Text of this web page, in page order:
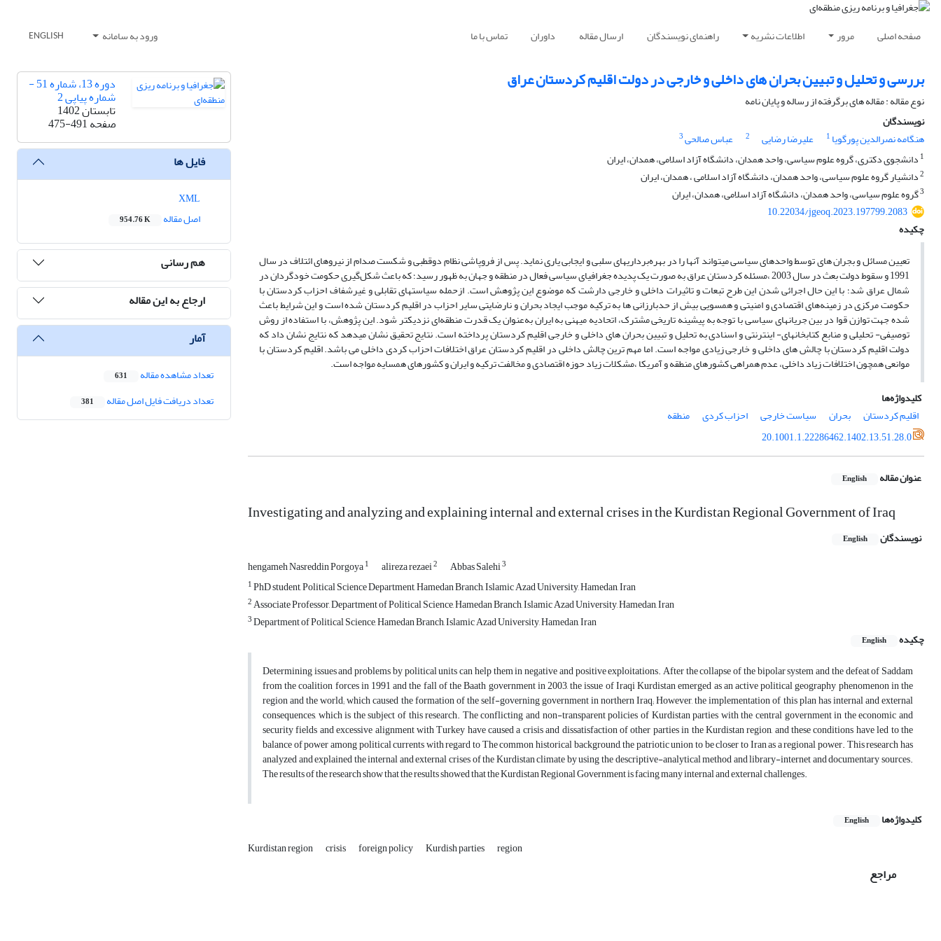
صفحه اصلی مرور اطلاعات نشریه راهنمای نویسندگان ارسال مقاله داوران تماس با ما ورود به سامانه ENGLISH
بررسی و تحلیل و تبیین بحران های داخلی و خارجی در دولت اقلیم کردستان عراق
نوع مقاله : مقاله های برگرفته از رساله و پایان نامه
نویسندگان
هنگامه نصرالدین پورگویا 1 علیرضا رضایی 2 عباس صالحی3
1 دانشجوی دکتری، گروه علوم سیاسی، واحد همدان، دانشگاه آزاد اسلامی، همدان، ایران
2دانشیار گروه علوم سیاسی، واحد همدان، دانشگاه آزاد اسلامی ، همدان، ایران
3گروه علوم سیاسی، واحد همدان، دانشگاه آزاد اسلامی، همدان، ایران
10.22034/jgeoq.2023.197799.2083
چکیده
تعیین مسائل و بجران های توسط واحدهای سیاسی میتواند آنها را در بهره‌برداریهای سلبی و ایجابی یاری نماید. پس از فروپاشی نظام دوقطبی و شکست صدام از نیروهای ائتلاف در سال
1991 و سقوط دولت بعث در سال 2003 ،مسئله کردستان عراق به صورت یک پدیده جغرافیای سیاسی فعال در منطقه و جهان به ظهور رسید؛ که باعث شکل‌گیری حکومت خودگردان در
شمال عراق شد؛ با این حال اجرائی شدن این طرح تبعات و تاثیرات داخلی و خارجی دارشت که موضوع این پژوهش است. ازحمله سیاستهای تقابلی و غیرشفاف احزاب کردستان با
حکومت مرکزی در زمینه‌های اقتصادی و امنیتی و همسویی بیش از حدبارزانی ها به ترکیه موجب ایجاد بحران و نارضایتی سایر احزاب در اقلیم کردستان شده است و این شرایط باعث
شده جهت توازن قوا در بین جریانهای سیاسی با توجه به پیشینه تاریخی مشترک، اتحادیه میهنی به ایران به‌عنوان یک قدرت منطقه‌ای نزدیکتر شود. این پژوهش، با استفاده از روش
توصیفی- تحلیلی و منابع کتابخانهای- اینترنتی و اسنادی به تحلیل و تبیین بحران های داخلی و خارجی اقلیم کردستان پرداخته است. نتایج تحقیق نشان میدهد که نتایج نشان داد که
دولت اقلیم کردستان با چالش های داخلی و خارجی زیادی مواجه است. اما مهم ترین چالش داخلی در اقلیم کردستان عراق اختلافات احزاب کردی داخلی می باشد. اقلیم کردستان با
موانعی همچون اختلافات زیاد داخلی، عدم همراهی کشورهای منطقه و آمریکا ،مشکلات زیاد حوزه اقتصادی و مخالفت ترکیه و ایران و کشورهای همسایه مواجه است.
کلیدواژه‌ها
اقلیم کردستان
بحران سیاست خارجی احزاب کردی
منطقه
20.1001.1.22286462.1402.13.51.28.0
عنوان مقاله English
Investigating and analyzing and explaining internal and external crises in the Kurdistan Regional Government of Iraq
نویسندگان English
hengameh Nasreddin Porgoya1 alireza rezaei2 Abbas Salehi3
1PhD student, Political Science Department, Hamedan Branch, Islamic Azad University, Hamedan, Iran
2Associate Professor, Department of Political Science, Hamedan Branch, Islamic Azad University, Hamedan, Iran
3Department of Political Science, Hamedan Branch, Islamic Azad University, Hamedan, Iran
چکیده
English
Determining issues and problems by political units can help them in negative and positive exploitations. After the collapse of the bipolar system and the defeat of Saddam
from the coalition forces in 1991 and the fall of the Baath government in 2003, the issue of Iraqi Kurdistan emerged as an active political geography phenomenon in the
region and the world; which caused the formation of the self-governing government in northern Iraq; However, the implementation of this plan has internal and external
consequences, which is the subject of this research. The conflicting and non-transparent policies of Kurdistan parties with the central government in the economic and
security fields and excessive alignment with Turkey have caused a crisis and dissatisfaction of other parties in the Kurdistan region, and these conditions have led to the
balance of power among political currents with regard to The common historical background, the patriotic union to be closer to Iran as a regional power. This research has
analyzed and explained the internal and external crises of the Kurdistan climate by using the descriptive-analytical method and library-internet and documentary sources.
The results of the research show that the results showed that the Kurdistan Regional Government is facing many internal and external challenges.
کلیدواژه‌ها English
Kurdistan region crisis foreign policy Kurdish parties region
مراجع
دوره 13، شماره 51 -
شماره پیاپی 2
تابستان 1402
صفحه475-491
فایل ها
اصل مقاله
954.76 K
هم رسانی
ارجاع به این مقاله
آمار
تعداد مشاهده مقاله 631
تعداد دریافت فایل اصل مقاله 381